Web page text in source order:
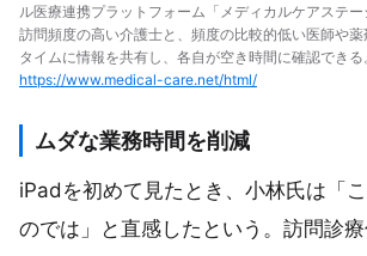
ル医療連携プラットフォーム「メディカルケアステー
訪問頻度の高い介護士と、頻度の比較的低い医師や
タイムに情報を共有し、各自が空き時間に確認できる
https://www.medical-care.net/html/
ムダな業務時間を削減
iPadを初めて見たとき、小林氏は「
のでは」と直感したという。訪問診